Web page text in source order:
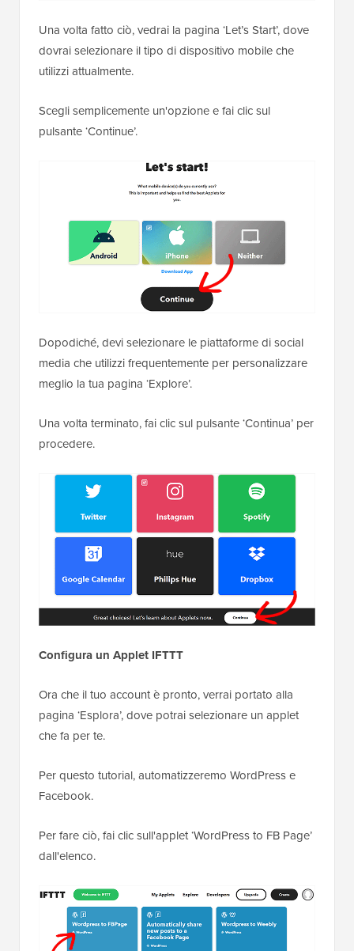
Una volta fatto ciò, vedrai la pagina ‘Let’s Start’, dove
dovrai selezionare il tipo di dispositivo mobile che
utilizzi attualmente.
Scegli semplicemente un'opzione e fai clic sul
pulsante ‘Continue’.
Dopodiché, devi selezionare le piattaforme di social
media che utilizzi frequentemente per personalizzare
meglio la tua pagina ‘Explore’.
Una volta terminato, fai clic sul pulsante ‘Continua’ per
procedere.
Configura un Applet IFTTT
Ora che il tuo account è pronto, verrai portato alla
pagina ‘Esplora’, dove potrai selezionare un applet
che fa per te.
Per questo tutorial, automatizzeremo WordPress e
Facebook.
Per fare ciò, fai clic sull'applet ‘WordPress to FB Page’
dall'elenco.